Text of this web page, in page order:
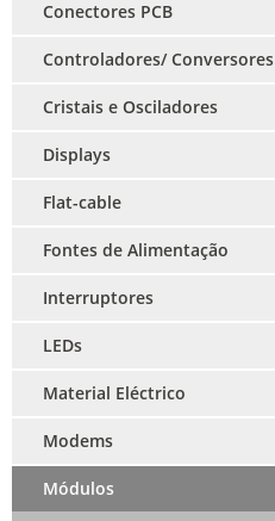
Conectores PCB
Controladores/ Conversores
Cristais e Osciladores
Displays
Flat-cable
Fontes de Alimentação
Interruptores
LEDs
Material Eléctrico
Modems
Módulos